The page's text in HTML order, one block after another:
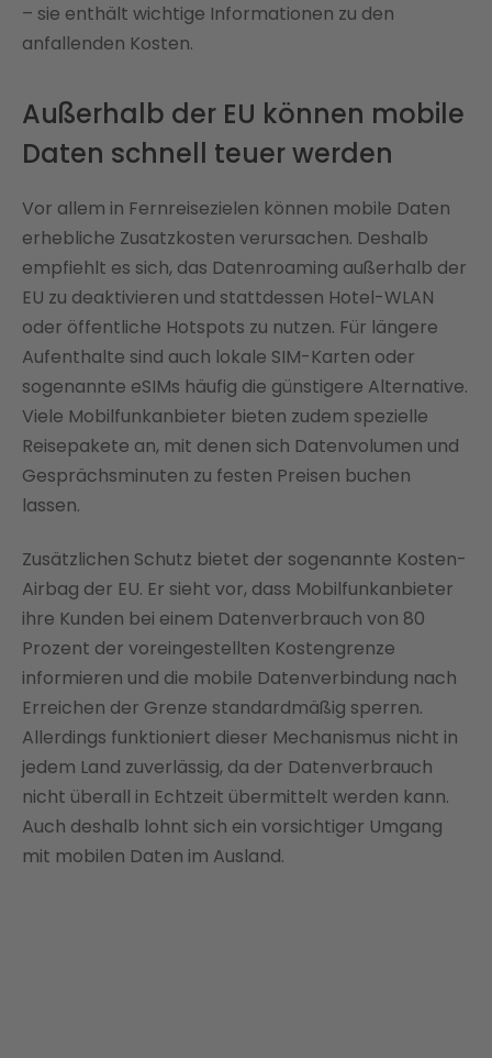
– sie enthält wichtige Informationen zu den
anfallenden Kosten.
Außerhalb der EU können mobile
Daten schnell teuer werden
Vor allem in Fernreisezielen können mobile Daten
erhebliche Zusatzkosten verursachen. Deshalb
empfiehlt es sich, das Datenroaming außerhalb der
EU zu deaktivieren und stattdessen Hotel-WLAN
oder öffentliche Hotspots zu nutzen. Für längere
Aufenthalte sind auch lokale SIM-Karten oder
sogenannte eSIMs häufig die günstigere Alternative.
Viele Mobilfunkanbieter bieten zudem spezielle
Reisepakete an, mit denen sich Datenvolumen und
Gesprächsminuten zu festen Preisen buchen
lassen.
Zusätzlichen Schutz bietet der sogenannte Kosten-
Airbag der EU. Er sieht vor, dass Mobilfunkanbieter
ihre Kunden bei einem Datenverbrauch von 80
Prozent der voreingestellten Kostengrenze
informieren und die mobile Datenverbindung nach
Erreichen der Grenze standardmäßig sperren.
Allerdings funktioniert dieser Mechanismus nicht in
jedem Land zuverlässig, da der Datenverbrauch
nicht überall in Echtzeit übermittelt werden kann.
Auch deshalb lohnt sich ein vorsichtiger Umgang
mit mobilen Daten im Ausland.